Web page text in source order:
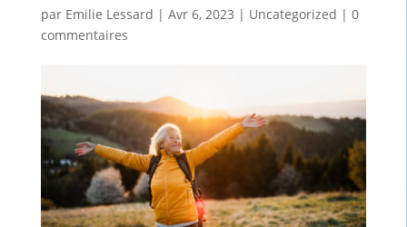
par Emilie Lessard | Avr 6, 2023 | Uncategorized | 0
commentaires